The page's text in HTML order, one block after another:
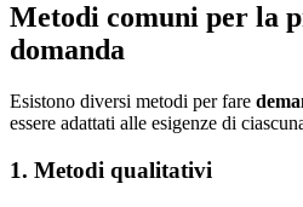
Metodi comuni per la
domanda
Esistono diversi metodi per fare
essere adattati alle esigenze di
1. Metodi qualitativi